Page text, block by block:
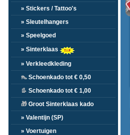
» Stickers / Tattoo's
» Sleutelhangers
» Speelgoed
» Sinterklaas
» Verkleedkleding
👠 Schoenkado tot € 0,50
👢 Schoenkado tot € 1,00
🎁 Groot Sinterklaas kado
» Valentijn (SP)
» Voertuigen